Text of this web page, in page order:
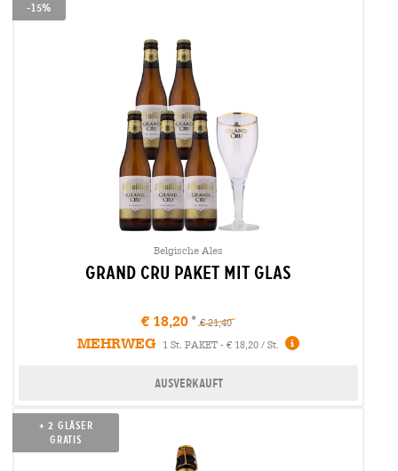
-15%
Belgische Ales
Grand Cru Paket mit Glas
€ 18,20 € 21,40
MEHRWEG 1 St. PAKET - € 18,20 / St. Infos
Ausverkauft
+ 2 Gläser
Gratis